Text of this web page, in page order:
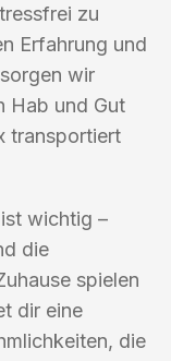
zu
Erfahrung und
wir
Hab und Gut
transportiert
wichtig –
die
spielen
dir eine
die